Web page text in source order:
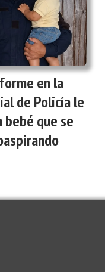
en la
de Policía le
bebé que se